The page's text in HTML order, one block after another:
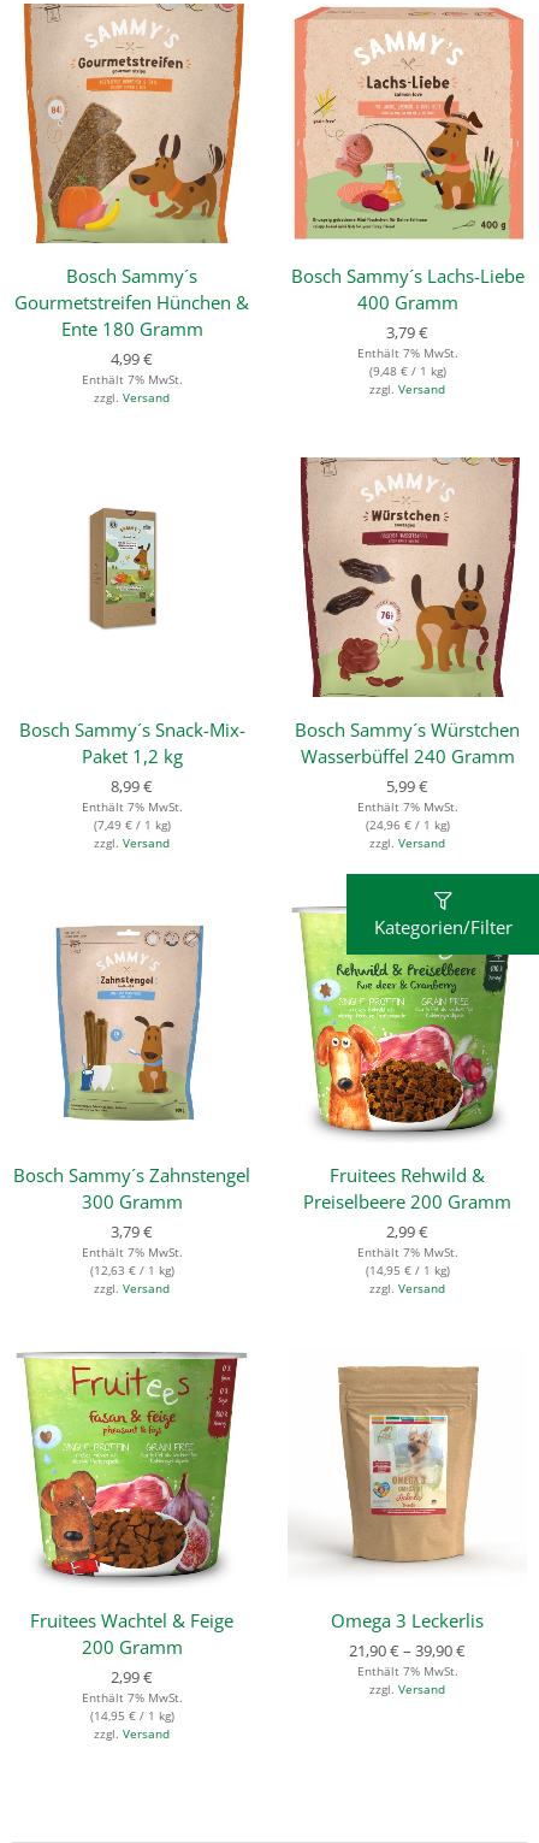
Bosch Sammy´s
Gourmetstreifen Hünchen &
Ente 180 Gramm
4,99€
Enthält 7% MwSt.
zzgl. Versand
Bosch Sammy´s Lachs-Liebe
400 Gramm
3,79€
Enthält 7% MwSt.
(9,48 €/ 1 kg)
zzgl. Versand
Bosch Sammy´s Snack-Mix-
Paket 1,2 kg
8,99€
Enthält 7% MwSt.
(7,49 €/ 1 kg)
zzgl. Versand
Bosch Sammy´s Würstchen
Wasserbüffel 240 Gramm
5,99€
Enthält 7% MwSt.
(24,96 €/ 1 kg)
zzgl. Versand
Bosch Sammy´s Zahnstengel
300 Gramm
3,79€
Enthält 7% MwSt.
(12,63 €/ 1 kg)
zzgl. Versand
Fruitees Rehwild &
Preiselbeere 200 Gramm
2,99€
Enthält 7% MwSt.
(14,95 €/ 1 kg)
zzgl. Versand
Fruitees Wachtel & Feige
200 Gramm
2,99€
Enthält 7% MwSt.
(14,95 €/ 1 kg)
zzgl. Versand
Omega 3 Leckerlis
21,90€ – 39,90€
Enthält 7% MwSt.
zzgl. Versand
Kategorien/Filter